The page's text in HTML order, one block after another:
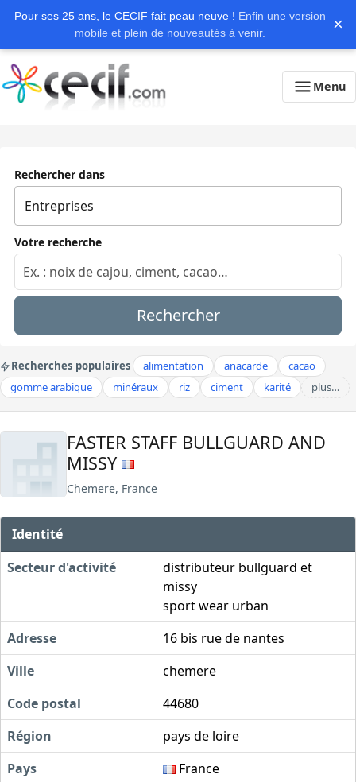
Pour ses 25 ans, le CECIF fait peau neuve ! Enfin une version
mobile et plein de nouveautés à venir.
×
Menu
Rechercher dans
Votre recherche
Rechercher
Recherches populaires alimentation anacarde
cacao
gomme arabique
minéraux riz ciment karité plus…
FASTER STAFF BULLGUARD AND
MISSY
Chemere, France
Identité
Secteur d'activité
distributeur bullguard et
missy
sport wear urban
Adresse
16 bis rue de nantes
Ville
chemere
Code postal
44680
Région
pays de loire
Pays
France